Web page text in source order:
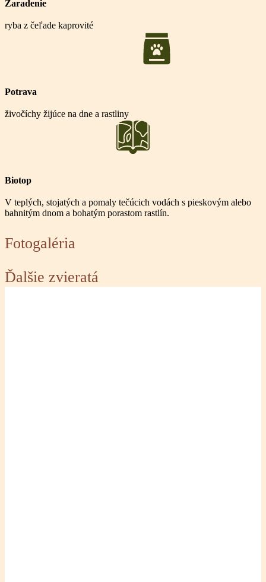
Zaradenie
ryba z čeľade kaprovité
Potrava
živočíchy žijúce na dne a rastliny
Biotop
V teplých, stojatých a pomaly tečúcich vodách s pieskovým alebo
bahnitým dnom a bohatým porastom rastlín.
Fotogaléria
Ďalšie zvieratá